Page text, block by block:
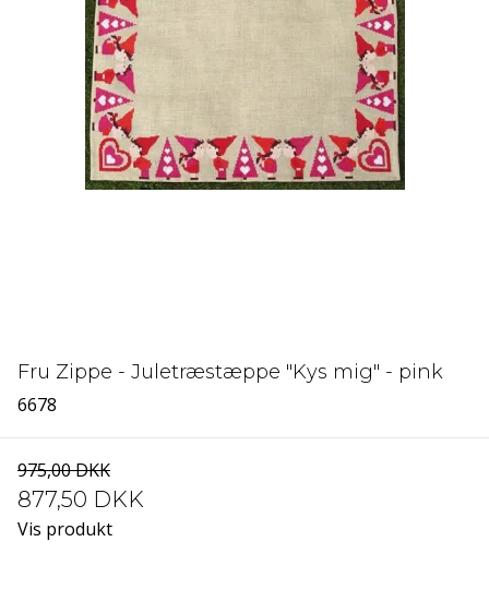
Fru Zippe - Juletræstæppe "Kys mig" - pink
6678
975,00 DKK
877,50 DKK
Vis produkt